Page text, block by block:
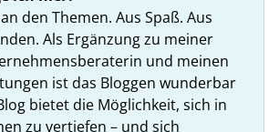
den Themen. Aus Spaß. Aus
Als Ergänzung zu meiner
und meinen
ist das Bloggen wunderbar
bietet die Möglichkeit, sich in
zu vertiefen – und sich